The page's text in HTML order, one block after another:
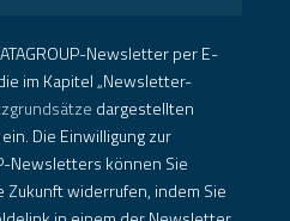
Newsletter per E-
im Kapitel „Newsletter-
dargestellten
Die Einwilligung zur
Newsletters können Sie
widerrufen, indem Sie